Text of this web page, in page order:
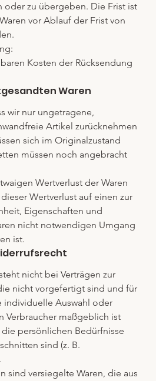
oder zu übergeben. Die Frist ist
vor Ablauf der Frist von
Kosten der Rücksendung
Waren
wir nur ungetragene,
Artikel zurücknehmen
sich im Originalzustand
müssen noch angebracht
Wertverlust der Waren
Wertverlust auf einen zur
Eigenschaften und
nicht notwendigen Umgang
ist.
nicht bei Verträgen zur
nicht vorgefertigt sind und für
individuelle Auswahl oder
Verbraucher maßgeblich ist
persönlichen Bedürfnisse
sind (z. B.
sind versiegelte Waren, die aus